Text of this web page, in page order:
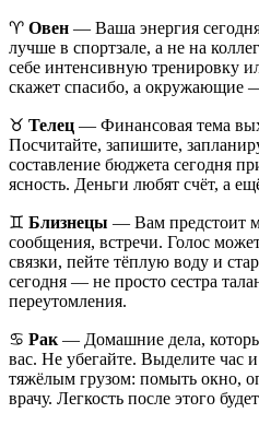
♈️ Овен — Ваша энергия
лучше в спортзале, а не на
себе интенсивную тренировку
скажет спасибо, а окружающие
♉️ Телец — Финансовая тема
Посчитайте, запишите,
составление бюджета сегодня
ясность. Деньги любят счёт, а
♊️ Близнецы — Вам предстоит
сообщения, встречи. Голос
связки, пейте тёплую воду и
сегодня — не просто сестра
переутомления.
♋️ Рак — Домашние дела,
вас. Не убегайте. Выделите час
тяжёлым грузом: помыть окно,
врачу. Легкость после этого